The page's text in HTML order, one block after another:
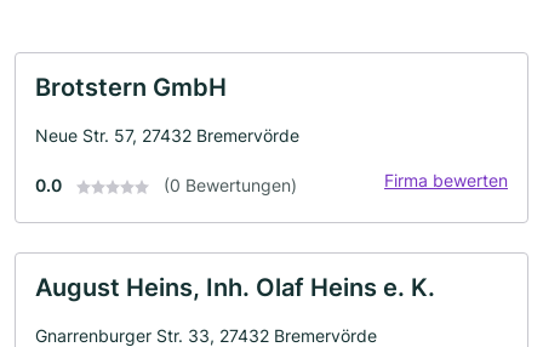
Brotstern GmbH
Neue Str. 57, 27432 Bremervörde
0.0 (0 Bewertungen) Firma bewerten
August Heins, Inh. Olaf Heins e. K.
Gnarrenburger Str. 33, 27432 Bremervörde